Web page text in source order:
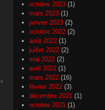
octobre 2023 (1)
mars 2023 (1)
janvier 2023 (2)
octobre 2022 (2)
août 2022 (1)
juillet 2022 (2)
mai 2022 (2)
avril 2022 (1)
mars 2022 (16)
février 2022 (3)
décembre 2021 (1)
octobre 2021 (1)